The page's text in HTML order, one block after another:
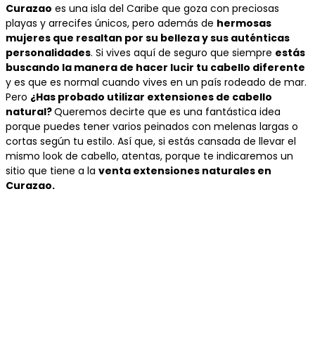
Curazao es una isla del Caribe que goza con preciosas
playas y arrecifes únicos, pero además de hermosas
mujeres que resaltan por su belleza y sus auténticas
personalidades. Si vives aquí de seguro que siempre estás
buscando la manera de hacer lucir tu cabello diferente
y es que es normal cuando vives en un país rodeado de mar.
Pero ¿Has probado utilizar extensiones de cabello
natural?Queremos decirte que es una fantástica idea
porque puedes tener varios peinados con melenas largas o
cortas según tu estilo. Así que, si estás cansada de llevar el
mismo look de cabello, atentas, porque te indicaremos un
sitio que tiene a la venta extensiones naturales en
Curazao.